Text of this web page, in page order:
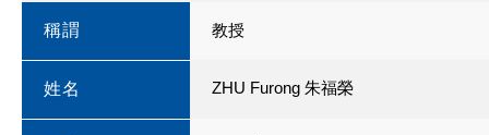
稱謂 教授
姓名 ZHU Furong 朱福榮